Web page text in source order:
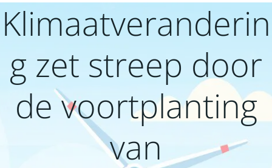
Klimaatveranderin
g zet streep door
de voortplanting
van